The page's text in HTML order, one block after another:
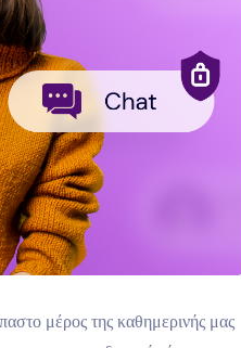
μέρος της καθημερινής μας